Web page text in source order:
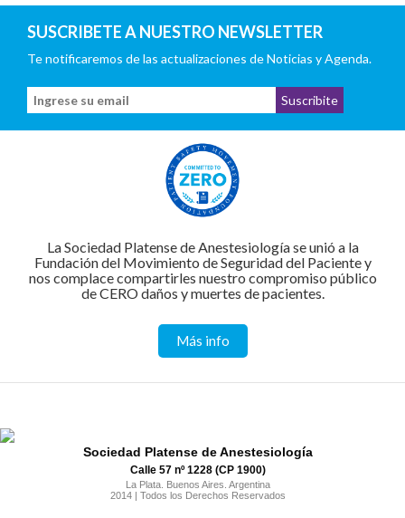
SUSCRIBETE A NUESTRO NEWSLETTER
Te notificaremos de las actualizaciones de Noticias y Agenda.
La Sociedad Platense de Anestesiología se unió a la
Fundación del Movimiento de Seguridad del Paciente y
nos complace compartirles nuestro compromiso público
de CERO daños y muertes de pacientes.
Más info
Sociedad Platense de Anestesiología
Calle 57 nº 1228 (CP 1900)
La Plata. Buenos Aires. Argentina
2014 | Todos los Derechos Reservados